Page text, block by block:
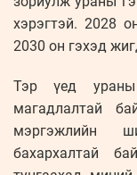
хэрэгтэй. 2028
2030 он гэхэд
Тэр үед ураны
магадлалтай
мэргэжлийн
бахархалтай